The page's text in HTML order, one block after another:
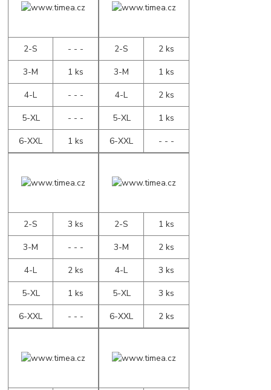
2-S
- - -
3-M
1 ks
4-L
- - -
5-XL
- - -
6-XXL
1 ks
2-S
2 ks
3-M
1 ks
4-L
2 ks
5-XL
1 ks
6-XXL
- - -
2-S
3 ks
3-M
- - -
4-L
2 ks
5-XL
1 ks
6-XXL
- - -
2-S
1 ks
3-M
2 ks
4-L
3 ks
5-XL
3 ks
6-XXL
2 ks